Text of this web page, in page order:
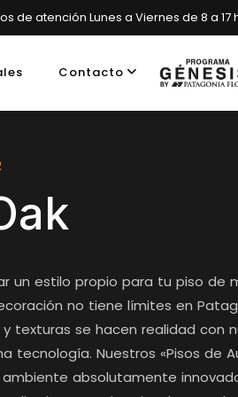
de atención Lunes a Viernes de 8 a 17
Contacto
un estilo propio para tu piso de
no tiene límites en
texturas se hacen realidad con
tecnología. Nuestros «Pisos de
absolutamente